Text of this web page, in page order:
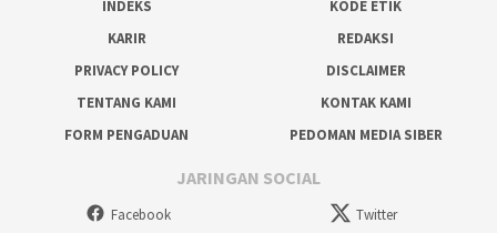
INDEKS
KODE ETIK
KARIR
REDAKSI
PRIVACY POLICY
DISCLAIMER
TENTANG KAMI
KONTAK KAMI
FORM PENGADUAN
PEDOMAN MEDIA SIBER
JARINGAN SOCIAL
Facebook Twitter